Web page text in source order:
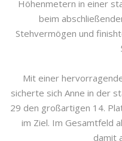
Höhenmetern in einer
beim
Stehvermögen und
Mit einer
sicherte sich Anne in der
29 den großartigen 14.
im Ziel. Im Gesamtfeld
damit